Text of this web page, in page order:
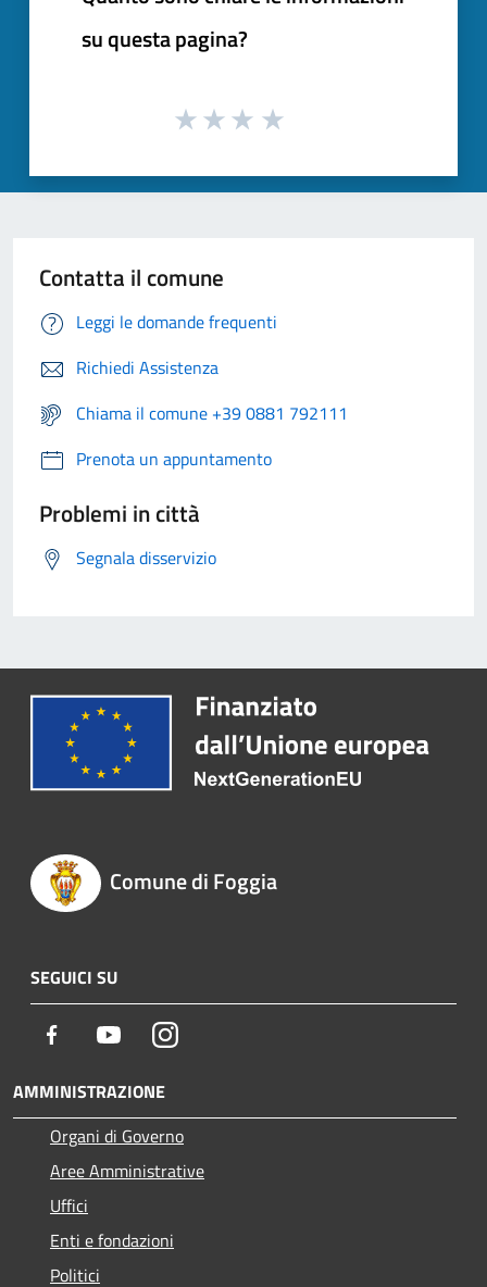
su questa pagina?
Contatta il comune
Leggi le domande frequenti
Richiedi Assistenza
Chiama il comune +39 0881 792111
Prenota un appuntamento
Problemi in città
Segnala disservizio
Comune di Foggia
SEGUICI SU
Facebook YoutubeInstagram
AMMINISTRAZIONE
Organi di Governo
Aree Amministrative
Uffici
Enti e fondazioni
Politici